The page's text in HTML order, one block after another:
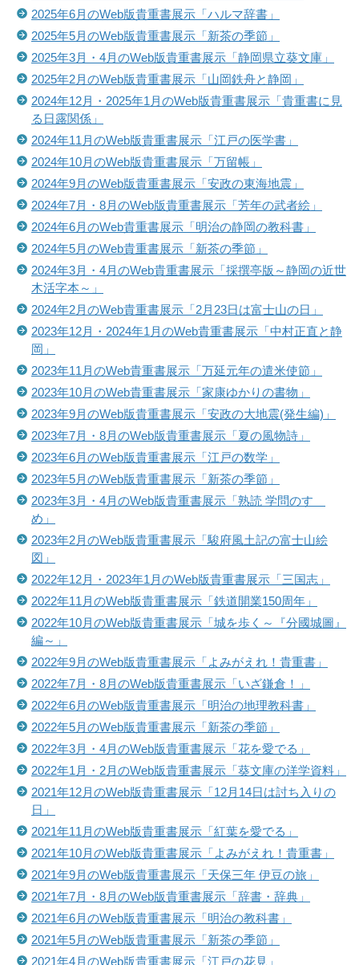
2025年6月のWeb版貴重書展示「ハルマ辞書」
2025年5月のWeb版貴重書展示「新茶の季節」
2025年3月 ・4月のWeb版貴重書展示「静岡県立葵文庫」
2025年2月のWeb版貴重書展示「山岡鉄舟と静岡」
2024年12月・2025年1月のWeb版貴重書展示「貴重書に見
る日露関係」
2024年11月のWeb版貴重書展示「江戸の医学書」
2024年10月のWeb版貴重書展示「万留帳」
2024年9月のWeb版貴重書展示「安政の東海地震」
2024年7月・8月のWeb版貴重書展示「芳年の武者絵」
2024年6月のWeb貴重書展示「明治の静岡の教科書」
2024年5月のWeb貴重書展示「新茶の季節」
2024年3月・4月のWeb貴重書展示「採撰亭版～静岡の近世
木活字本～」
2024年2月のWeb貴重書展示「2月23日は富士山の日」
2023年12月・2024年1月のWeb貴重書展示「中村正直と静
岡」
2023年11月のWeb貴重書展示「万延元年の遣米使節」
2023年10月のWeb貴重書展示「家康ゆかりの書物」
2023年9月のWeb版貴重書展示「安政の大地震(発生編)」
2023年7月・8月のWeb版貴重書展示「夏の風物詩」
2023年6月のWeb版貴重書展示「江戸の数学」
2023年5月のWeb版貴重書展示「新茶の季節」
2023年3月・4月のWeb版貴重書展示「熟読 学問のすゝ
め」
2023年2月のWeb版貴重書展示「駿府風土記の富士山絵
図」
2022年12月・2023年1月のWeb版貴重書展示「三国志」
2022年11月のWeb版貴重書展示「鉄道開業150周年」
2022年10月のWeb版貴重書展示「城を歩く～『分國城圖』
編～」
2022年9月のWeb版貴重書展示「よみがえれ！貴重書」
2022年7月・8月のWeb版貴重書展示「いざ鎌倉！」
2022年6月のWeb版貴重書展示「明治の地理教科書」
2022年5月のWeb版貴重書展示「新茶の季節」
2022年3月・4月のWeb版貴重書展示「花を愛でる」
2022年1月・2月のWeb版貴重書展示「葵文庫の洋学資料」
2021年12月のWeb版貴重書展示「12月14日は討ち入りの
日」
2021年11月のWeb版貴重書展示「紅葉を愛でる」
2021年10月のWeb版貴重書展示「よみがえれ！貴重書」
2021年9月のWeb版貴重書展示「天保三年 伊豆の旅」
2021年7月・8月のWeb版貴重書展示「辞書・辞典」
2021年6月のWeb版貴重書展示「明治の教科書」
2021年5月のWeb版貴重書展示「新茶の季節」
2021年4月のWeb版貴重書展示「江戸の花見」